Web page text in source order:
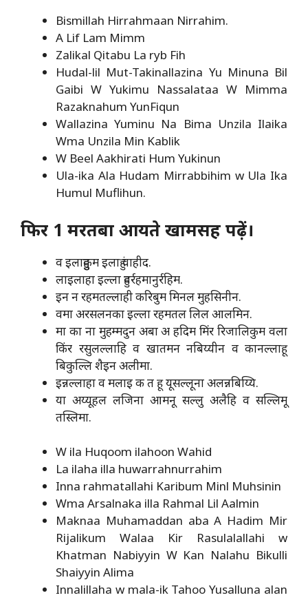
Bismillah Hirrahmaan Nirrahim.
A Lif Lam Mimm
Zalikal Qitabu La ryb Fih
Hudal-lil Mut-Takinallazina Yu Minuna Bil
Gaibi W Yukimu Nassalataa W Mimma
Razaknahum YunFiqun
Wallazina Yuminu Na Bima Unzila Ilaika
Wma Unzila Min Kablik
W Beel Aakhirati Hum Yukinun
Ula-ika Ala Hudam Mirrabbihim w Ula Ika
Humul Muflihun.
फिर 1 मरतबा आयते खामसह पढ़ें।
व इलाहुकुम इलाहुं वाहीद.
लाइलाहा इल्ला हुवर्रहमानुर्रहिम.
इन न रहमतल्लाही करिबुम मिनल मुहसिनीन.
वमा अरसलनका इल्ला रहमतल लिल आलमिन.
मा का ना मुहम्मदुन अबा अ हदिम मिंर रिजालिकुम वला
किंर रसुलल्लाहि व खातमन नबिय्यीन व कानल्लाहू
बिकुल्लि शैइन अलीमा.
इन्नल्लाहा व मलाइ क त हू यूसल्लूना अलन्नबिय्यि.
या अय्यूहल लजिना आमनू सल्लु अलैहि व सल्लिमू
तस्लिमा.
W ila Huqoom ilahoon Wahid
La ilaha illa huwarrahnurrahim
Inna rahmatallahi Karibum Minl Muhsinin
Wma Arsalnaka illa Rahmal Lil Aalmin
Maknaa Muhamaddan aba A Hadim Mir
Rijalikum Walaa Kir Rasulalallahi w
Khatman Nabiyyin W Kan Nalahu Bikulli
Shaiyyin Alima
Innalillaha w mala-ik Tahoo Yusalluna alan